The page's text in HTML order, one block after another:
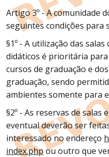
Artigo 3º - A comunidade
seguintes condições para
§1º - A utilização das
didáticos é prioritária
cursos de graduação e
graduação, sendo
ambientes somente para
§2º - As reservas de salas
eventual deverão ser
interessado no endereço
index.phpou outro que